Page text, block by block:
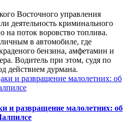
Восточного управления
деятельность криминального
на поток воровство топлива.
в автомобиле, где
бензина, амфетамин и
Водитель при этом, судя по
действием дурмана.
и развращение малолетних: об